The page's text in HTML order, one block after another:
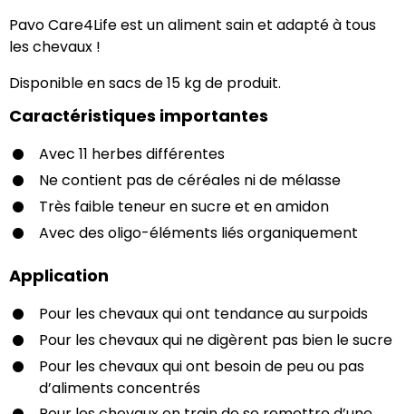
Pavo Care4Life est un aliment sain et adapté à tous
les chevaux !
Disponible en sacs de 15 kg de produit.
Caractéristiques importantes
Avec 11 herbes différentes
Ne contient pas de céréales ni de mélasse
Très faible teneur en sucre et en amidon
Avec des oligo-éléments liés organiquement
Application
Pour les chevaux qui ont tendance au surpoids
Pour les chevaux qui ne digèrent pas bien le sucre
Pour les chevaux qui ont besoin de peu ou pas
d’aliments concentrés